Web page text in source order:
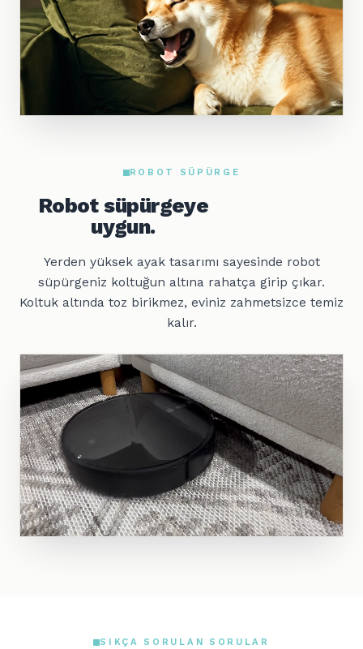
ROBOT SÜPÜRGE
Robot süpürgeye
uygun.
Yerden yüksek ayak tasarımı sayesinde robot
süpürgeniz koltuğun altına rahatça girip çıkar.
Koltuk altında toz birikmez, eviniz zahmetsizce temiz
kalır.
SIKÇA SORULAN SORULAR